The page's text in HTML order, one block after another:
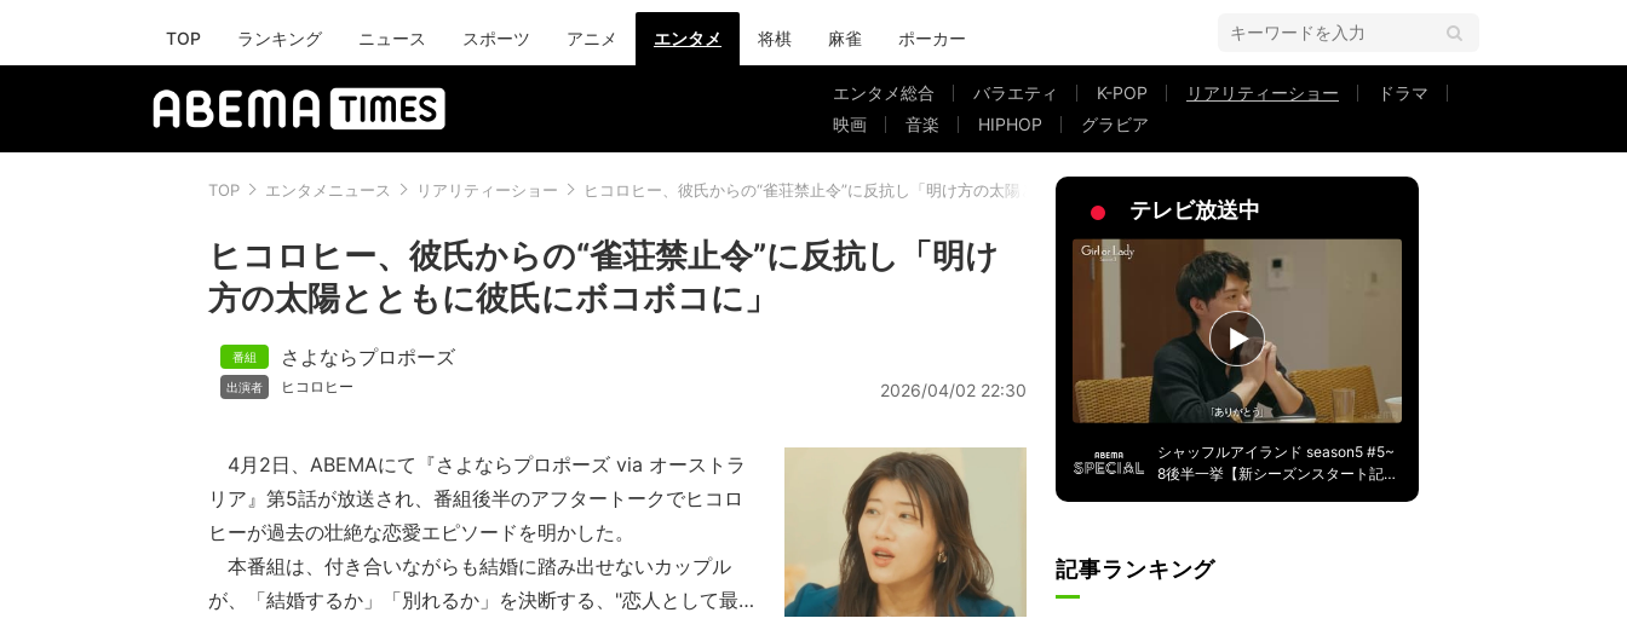
TOP ランキング ニュース スポーツ アニメ エンタメ 将棋 麻雀 ポーカー
エンタメ総合 バラエティ K-POP リアリティーショー
ドラマ
映画
音楽 HIPHOP グラビア
TOP エンタメニュース リアリティーショー ヒコロヒー、彼氏からの“雀荘禁止令”に反抗し「明け方の太陽とともに彼氏にボコボコに」
ヒコロヒー、彼氏からの“雀荘禁止令”に反抗し「明け
方の太陽とともに彼氏にボコボコに」
さよならプロポーズ
ヒコロヒー 2026/04/02 22:30
4月2日、ABEMAにて『さよならプロポーズ via オーストラ
リア』第5話が放送され、番組後半のアフタートークでヒコロ
ヒーが過去の壮絶な恋愛エピソードを明かした。
本番組は、付き合いながらも結婚に踏み出せないカップル
が、「結婚するか」「別れるか」を決断する、"恋人として最
テレビ放送中
シャッフルアイランド season5 #5~
8後半一挙【新シーズンスタート記
記事ランキング